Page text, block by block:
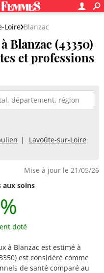
Loire Blanzac
Blanzac (43350)
et professions
Lavoûte-sur-Loire
Mise à jour le 21/05/26
aux soins
doté
à Blanzac est estimé à
est considéré comme
de santé comparé au